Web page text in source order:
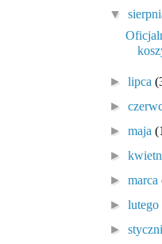
▼
►lipca
►
►maja
►
►marca
►lutego
►